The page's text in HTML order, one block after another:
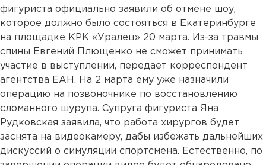
фигуриста официально заявили об отмене шоу,
которое должно было состояться в Екатеринбурге
на площадке КРК «Уралец» 20 марта. Из-за травмы
спины Евгений Плющенко не сможет принимать
участие в выступлении, передает корреспондент
агентства ЕАН. На 2 марта ему уже назначили
операцию на позвоночнике по восстановлению
сломанного шурупа. Супруга фигуриста Яна
Рудковская заявила, что работа хирургов будет
заснята на видеокамеру, дабы избежать дальнейших
дискуссий о симуляции спортсмена. Естественно, по